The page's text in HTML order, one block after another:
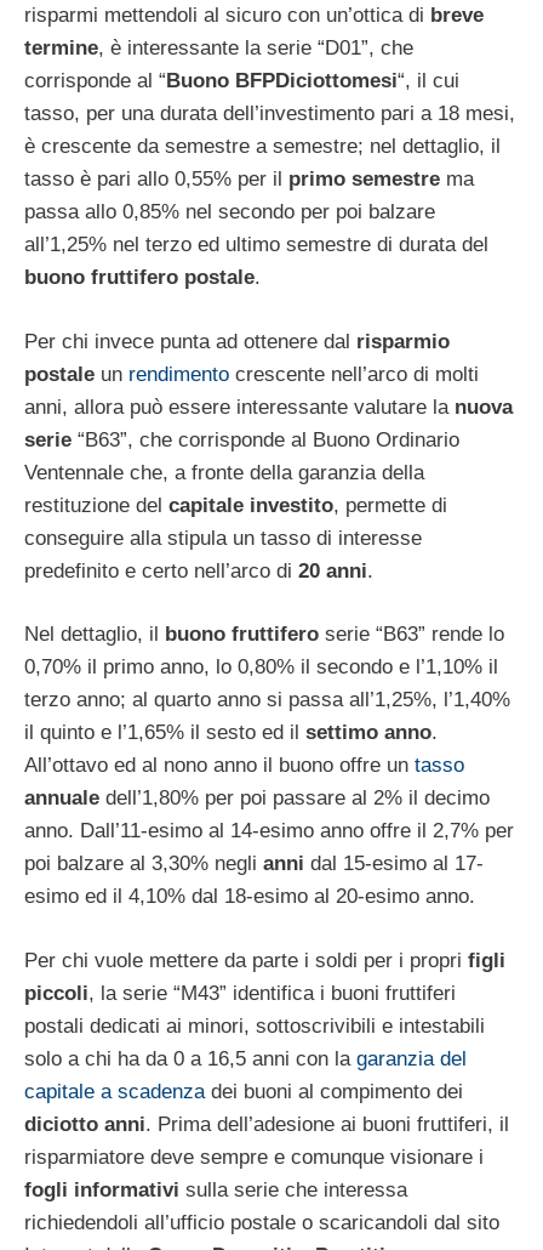
risparmi mettendoli al sicuro con un’ottica di breve
termine, è interessante la serie “D01”, che
corrisponde al “ Buono BFPDiciottomesi“, il cui
tasso, per una durata dell’investimento pari a 18 mesi,
è crescente da semestre a semestre; nel dettaglio, il
tasso è pari allo 0,55% per il primo semestre ma
passa allo 0,85% nel secondo per poi balzare
all’1,25% nel terzo ed ultimo semestre di durata del
buono fruttifero postale.
Per chi invece punta ad ottenere dal risparmio
postale un rendimento crescente nell’arco di molti
anni, allora può essere interessante valutare la nuova
serie “B63”, che corrisponde al Buono Ordinario
Ventennale che, a fronte della garanzia della
restituzione del capitale investito, permette di
conseguire alla stipula un tasso di interesse
predefinito e certo nell’arco di 20 anni.
Nel dettaglio, il buono fruttifero serie “B63” rende lo
0,70% il primo anno, lo 0,80% il secondo e l’1,10% il
terzo anno; al quarto anno si passa all’1,25%, l’1,40%
il quinto e l’1,65% il sesto ed il settimo anno.
All’ottavo ed al nono anno il buono offre un tasso
annuale dell’1,80% per poi passare al 2% il decimo
anno. Dall’11-esimo al 14-esimo anno offre il 2,7% per
poi balzare al 3,30% negli anni dal 15-esimo al 17-
esimo ed il 4,10% dal 18-esimo al 20-esimo anno.
Per chi vuole mettere da parte i soldi per i propri figli
piccoli, la serie “M43” identifica i buoni fruttiferi
postali dedicati ai minori, sottoscrivibili e intestabili
solo a chi ha da 0 a 16,5 anni con la garanzia del
capitale a scadenza dei buoni al compimento dei
diciotto anni. Prima dell’adesione ai buoni fruttiferi, il
risparmiatore deve sempre e comunque visionare i
fogli informativi sulla serie che interessa
richiedendoli all’ufficio postale o scaricandoli dal sito